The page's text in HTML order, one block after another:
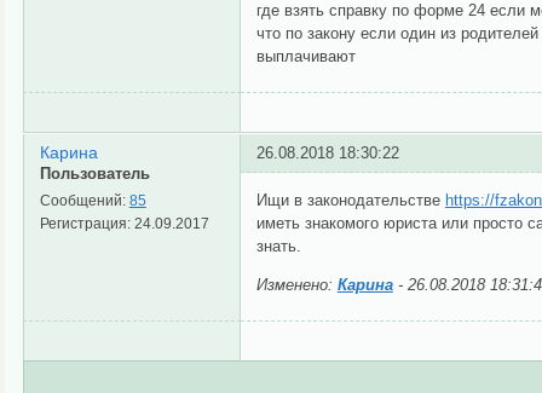
где взять справку по форме 24 если
что по закону если один из
выплачивают
Карина
Пользователь
Сообщений: 85
Регистрация: 24.09.2017
26.08.2018 18:30:22
Ищи в законодательстве https://
иметь знакомого юриста или просто
знать.
Изменено: Карина- 26.08.2018